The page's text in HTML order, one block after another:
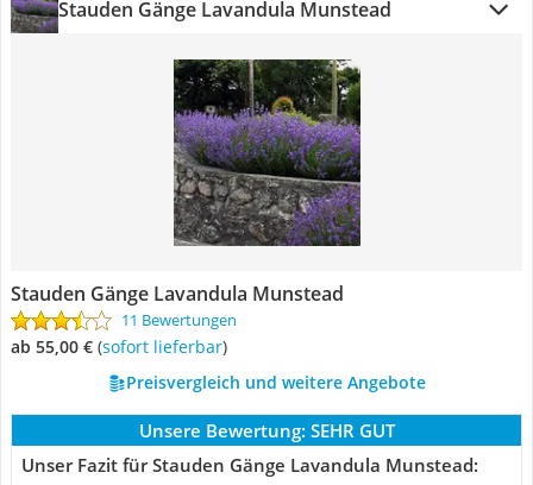
Stauden Gänge Lavandula Munstead
Stauden Gänge Lavandula Munstead
11 Bewertungen
ab 55,00 € ( Sofort lieferbar)
Preisvergleich und weitere Angebote
Unsere Bewertung: SEHR GUT
Unser Fazit für Stauden Gänge Lavandula Munstead: